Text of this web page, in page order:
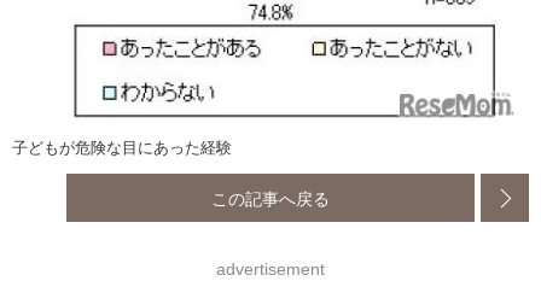
子どもが危険な目にあった経験
この記事へ戻る
advertisement